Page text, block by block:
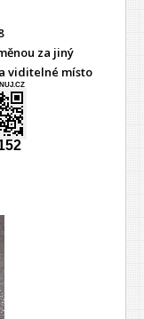
za jiný
viditelné místo